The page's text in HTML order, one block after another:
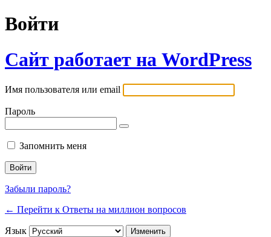
Войти
Сайт работает на WordPress
Имя пользователя или email
Пароль
Запомнить меня
Забыли пароль?
← Перейти к Ответы на миллион вопросов
Язык